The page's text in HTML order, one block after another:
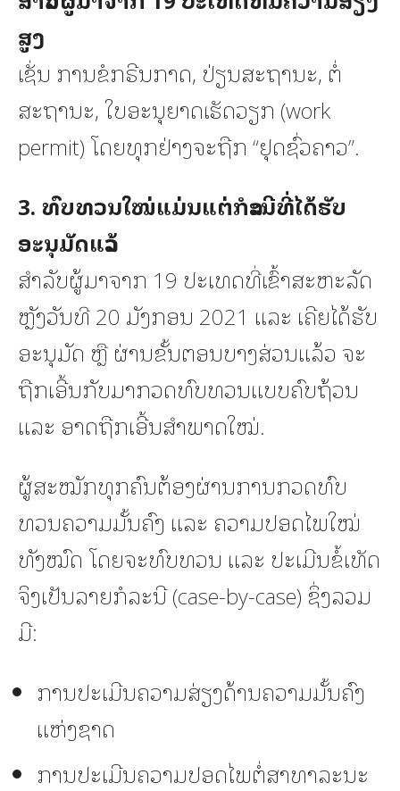
ສູງ
ເຊັ່ນ ການຂໍກຣີນກາດ, ປ່ຽນສະຖານະ, ຕໍ່
ສະຖານະ, ໃບອະນຸຍາດເຮັດວຽກ (work
permit) ໂດຍທຸກຢ່າງຈະຖືກ “ຢຸດຊົ່ວຄາວ”.
3. ທົບທວນໃໝ່ແມ່ນແຕ່ກໍລະນີທີ່ໄດ້ຮັບ
ອະນຸມັດແລ້ວ
ສຳລັບຜູ້ມາຈາກ 19 ປະເທດທີ່ເຂົ້າສະຫະລັດ
ຫຼັງວັນທີ 20 ມັງກອນ 2021 ແລະ ເຄີຍໄດ້ຮັບ
ອະນຸມັດ ຫຼື ຜ່ານຂັ້ນຕອນບາງສ່ວນແລ້ວ ຈະ
ຖືກເອີ້ນກັບມາກວດທົບທວນແບບຄົບຖ້ວນ
ແລະ ອາດຖືກເອີ້ນສຳພາດໃໝ່.
ຜູ້ສະໝັກທຸກຄົນຕ້ອງຜ່ານການກວດທົບ
ທວນຄວາມມັ້ນຄົງ ແລະ ຄວາມປອດໄພໃໝ່
ທັງໝົດ ໂດຍຈະທົບທວນ ແລະ ປະເມີນຂໍ້ເທັດ
ຈິງເປັນລາຍກໍລະນີ (case-by-case) ຊຶ່ງລວມ
ມີ:
ການປະເມີນຄວາມສ່ຽງດ້ານຄວາມມັ້ນຄົງ
ແຫ່ງຊາດ
ການປະເມີນຄວາມປອດໄພຕໍ່ສາທາລະນະ